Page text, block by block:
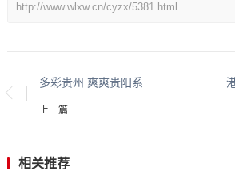
http://www.wlxw.cn/cyzx/5381.html
上一篇
相关推荐